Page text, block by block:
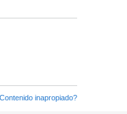
inapropiado?